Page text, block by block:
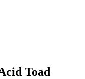
Toad